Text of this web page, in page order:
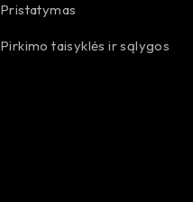
Pristatymas
Pirkimo taisyklės ir sąlygos